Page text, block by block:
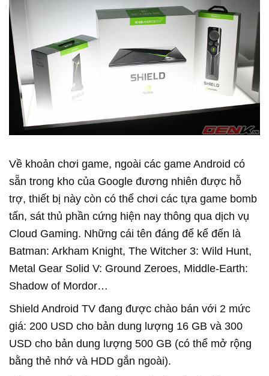
Về khoản chơi game, ngoài các game Android có
sẵn trong kho của Google đương nhiên được hỗ
trợ, thiết bị này còn có thể chơi các tựa game bomb
tấn, sát thủ phần cứng hiện nay thông qua dịch vụ
Cloud Gaming. Những cái tên đáng để kể đến là
Batman: Arkham Knight, The Witcher 3: Wild Hunt,
Metal Gear Solid V: Ground Zeroes, Middle-Earth:
Shadow of Mordor…
Shield Android TV đang được chào bán với 2 mức
giá: 200 USD cho bản dung lượng 16 GB và 300
USD cho bản dung lượng 500 GB (có thể mở rộng
bằng thẻ nhớ và HDD gắn ngoài).